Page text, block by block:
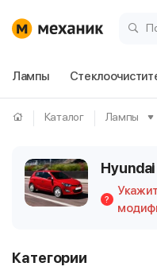
Лампы
Каталог Лампы
?
Категории